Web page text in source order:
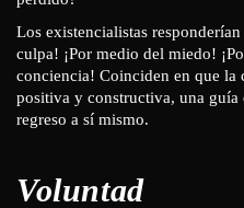
Los existencialistas
culpa! ¡Por medio del miedo!
conciencia! Coinciden en que la
positiva y constructiva, una guía
regreso a sí mismo.
Voluntad